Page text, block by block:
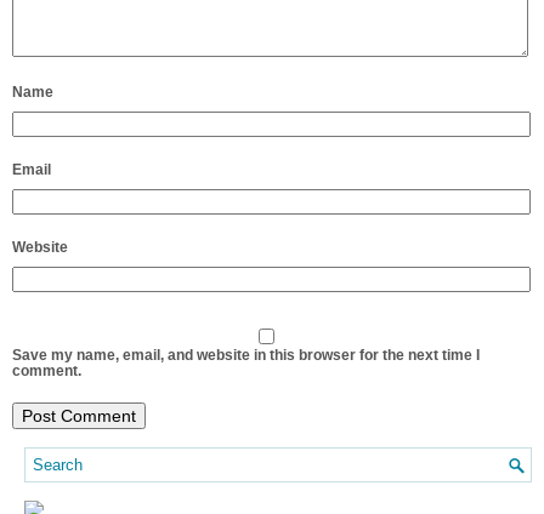
Name
Email
Website
Save my name, email, and website in this browser for the next time I
comment.